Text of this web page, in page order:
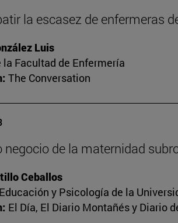
la escasez de enfermeras
Luis
la Facultad de Enfermería
The Conversation
negocio de la maternidad
Ceballos
y Psicología de la
El Día, El Diario Montañés y Diario